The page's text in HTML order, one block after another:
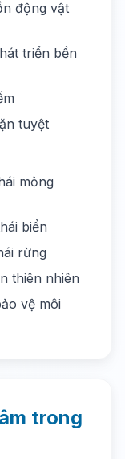
động vật
triển bền
tuyệt
mỏng
biển
rừng
thiên nhiên
vệ môi
trong